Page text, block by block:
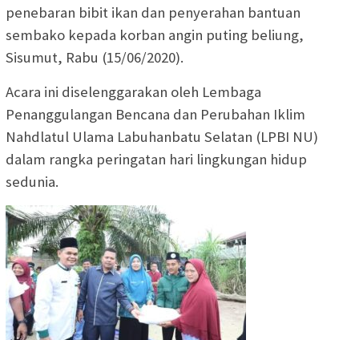
penebaran bibit ikan dan penyerahan bantuan
sembako kepada korban angin puting beliung,
Sisumut, Rabu (15/06/2020).
Acara ini diselenggarakan oleh Lembaga
Penanggulangan Bencana dan Perubahan Iklim
Nahdlatul Ulama Labuhanbatu Selatan (LPBI NU)
dalam rangka peringatan hari lingkungan hidup
sedunia.